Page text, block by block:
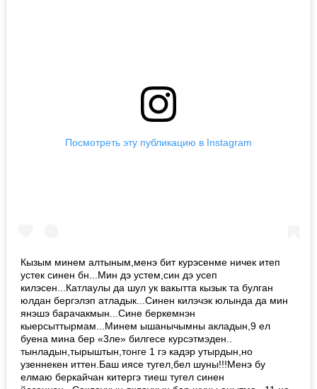
Посмотреть эту публикацию в Instagram
Кызым минем алтыным,менэ бит курэсенме ничек итеп
устек синен бн...Мин дэ устем,син дэ усеп
килэсен...Катлаулы да шул ук вакытта кызык та булган
юлдан бергэлэп атладык...Синен килэчэк юлында да мин
янэшэ барачакмын...Сине беркемнэн
кыерсыттырмам...Минем ышанычымны акладын,9 ел
буена мина бер «3ле» билгесе курсэтмэден..
тынладын,тырыштын,тонге 1 гэ кадэр утырдын,но
узеннекен иттен.Баш иясе тугел,бел шуны!!!Менэ бу
елмаю беркайчан китергэ тиеш тугел синен